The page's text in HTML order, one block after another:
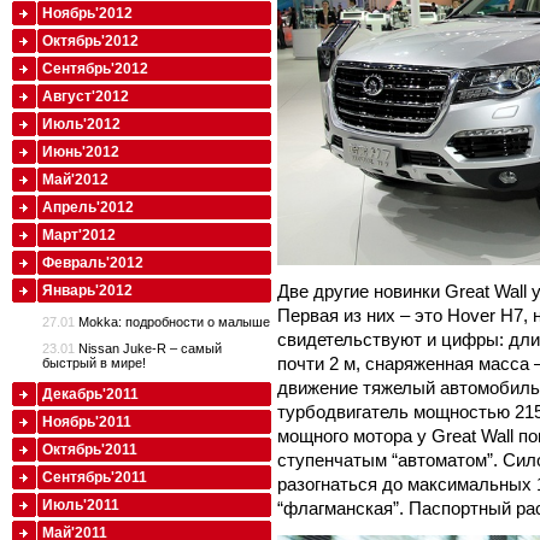
Две другие новинки Great Wall
Первая из них – это Hover
свидетельствуют и цифры:
почти 2 м, снаряженная масса
движение тяжелый
турбодвигатель мощностью
мощного мотора у Great Wall
ступенчатым “автоматом”.
разогнаться до
“флагманская”. Паспортный
Ноябрь'2012
Октябрь'2012
Сентябрь'2012
Август'2012
Июль'2012
Июнь'2012
Май'2012
Апрель'2012
Март'2012
Февраль'2012
Январь'2012
27.01 Mokka: подробности о малыше
23.01 Nissan Juke-R – самый
быстрый в мире!
Декабрь'2011
Ноябрь'2011
Октябрь'2011
Сентябрь'2011
Июль'2011
Май'2011